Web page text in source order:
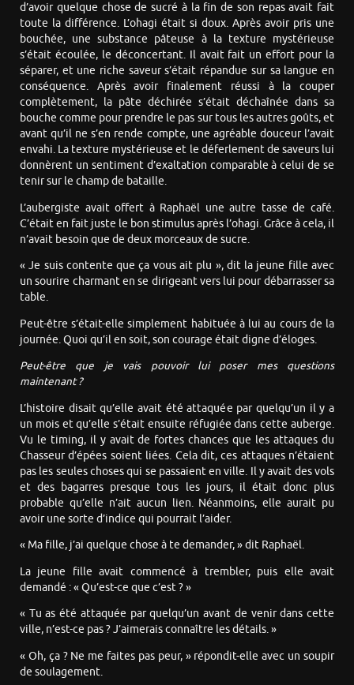
d’avoir quelque chose de sucré à la fin de son repas avait fait
toute la différence. L’ohagi était si doux. Après avoir pris une
bouchée, une substance pâteuse à la texture mystérieuse
s’était écoulée, le déconcertant. Il avait fait un effort pour la
séparer, et une riche saveur s’était répandue sur sa langue en
conséquence. Après avoir finalement réussi à la couper
complètement, la pâte déchirée s’était déchaînée dans sa
bouche comme pour prendre le pas sur tous les autres goûts, et
avant qu’il ne s’en rende compte, une agréable douceur l’avait
envahi. La texture mystérieuse et le déferlement de saveurs lui
donnèrent un sentiment d’exaltation comparable à celui de se
tenir sur le champ de bataille.
L’aubergiste avait offert à Raphaël une autre tasse de café.
C’était en fait juste le bon stimulus après l’ohagi. Grâce à cela, il
n’avait besoin que de deux morceaux de sucre.
« Je suis contente que ça vous ait plu », dit la jeune fille avec
un sourire charmant en se dirigeant vers lui pour débarrasser sa
table.
Peut-être s’était-elle simplement habituée à lui au cours de la
journée. Quoi qu’il en soit, son courage était digne d’éloges.
Peut-être que je vais pouvoir lui poser mes questions
maintenant ?
L’histoire disait qu’elle avait été attaquée par quelqu’un il y a
un mois et qu’elle s’était ensuite réfugiée dans cette auberge.
Vu le timing, il y avait de fortes chances que les attaques du
Chasseur d’épées soient liées. Cela dit, ces attaques n’étaient
pas les seules choses qui se passaient en ville. Il y avait des vols
et des bagarres presque tous les jours, il était donc plus
probable qu’elle n’ait aucun lien. Néanmoins, elle aurait pu
avoir une sorte d’indice qui pourrait l’aider.
« Ma fille, j’ai quelque chose à te demander, » dit Raphaël.
La jeune fille avait commencé à trembler, puis elle avait
demandé : « Qu’est-ce que c’est ? »
« Tu as été attaquée par quelqu’un avant de venir dans cette
ville, n’est-ce pas ? J’aimerais connaître les détails. »
« Oh, ça ? Ne me faites pas peur, » répondit-elle avec un soupir
de soulagement.